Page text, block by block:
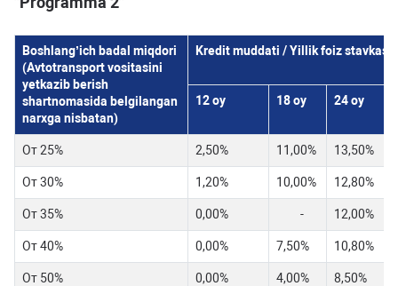
Boshlang’ich badal miqdori
(Avtotransport vositasini
yetkazib berish
shartnomasida belgilangan
narxga nisbatan)
Kredit muddati / Yillik foiz stavkasi
12 oy 18 oy 24 oy
От 25% 2,50% 11,00% 13,50%
От 30% 1,20% 10,00% 12,80%
От 35% 0,00% - 12,00%
От 40% 0,00% 7,50% 10,80%
От 50% 0,00% 4,00% 8,50%